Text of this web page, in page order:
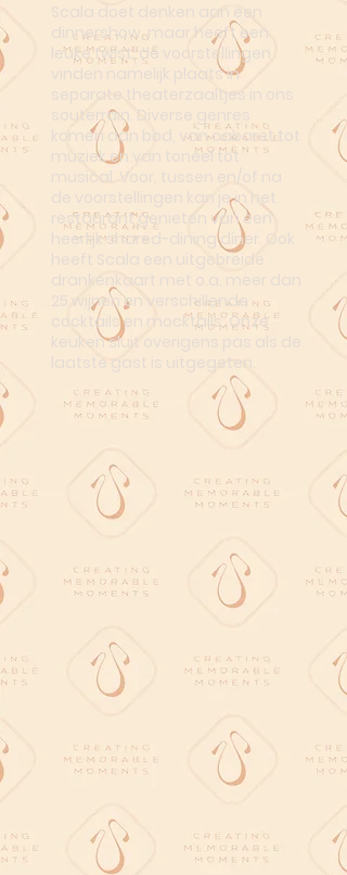
Scala doet denken aan een
dinnershow, maar heeft een
leuke twist: de voorstellingen
vinden namelijk plaats in
separate theaterzaaltjes in ons
souterrain. Diverse genres
komen aan bod, van cabaret tot
muziek en van toneel tot
musical. Voor, tussen en/of na
de voorstellingen kan je in het
restaurant genieten van een
heerlijk shared-dining diner. Ook
heeft Scala een uitgebreide
drankenkaart met o.a. meer dan
25 wijnen en verschillende
cocktails en mocktails. Onze
keuken sluit overigens pas als de
laatste gast is uitgegeten.